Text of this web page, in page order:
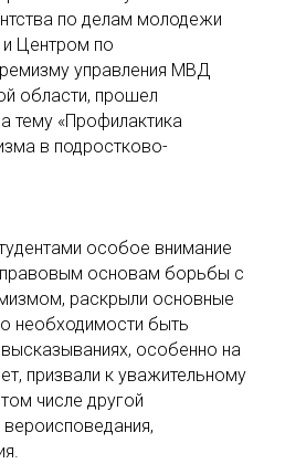
по делам молодежи
и Центром по
управления МВД
области, прошел
тему «Профилактика
в подростково-
особое внимание
основам борьбы с
раскрыли основные
о необходимости быть
особенно на
призвали к уважительному
числе другой